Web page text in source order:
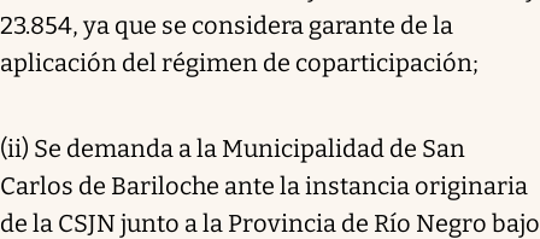
23.854, ya que se considera garante de la
aplicación del régimen de coparticipación;
(ii) Se demanda a la Municipalidad de San
Carlos de Bariloche ante la instancia originaria
de la CSJN junto a la Provincia de Río Negro bajo